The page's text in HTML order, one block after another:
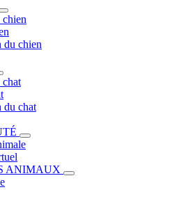
chien
du chien
chat
du chat
ANIMAUX